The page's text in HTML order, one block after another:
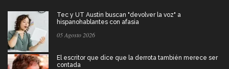
Tec y UT Austin buscan "devolver la voz" a
hispanohablantes con afasia
05 Agosto 2026
El escritor que dice que la derrota también merece ser
contada